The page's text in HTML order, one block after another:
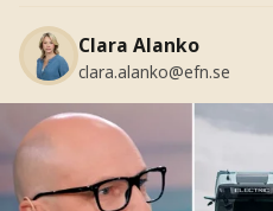
Clara Alanko
clara.alanko@efn.se